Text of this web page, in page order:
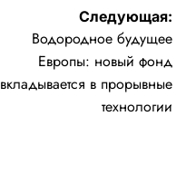
Следующая:
Водородное будущее
Европы: новый фонд
вкладывается в прорывные
технологии